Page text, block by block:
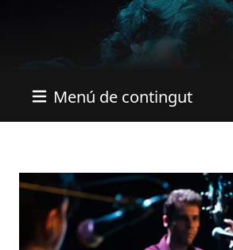
Menú de contingut
Imatges
Imagen